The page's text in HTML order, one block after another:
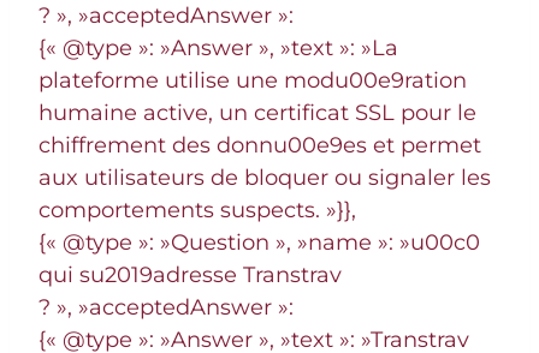
? », »acceptedAnswer »:
{« @type »: »Answer », »text »: »La
plateforme utilise une modu00e9ration
humaine active, un certificat SSL pour le
chiffrement des donnu00e9es et permet
aux utilisateurs de bloquer ou signaler les
comportements suspects. »}},
{« @type »: »Question », »name »: »u00c0
qui su2019adresse Transtrav
? », »acceptedAnswer »:
{« @type »: »Answer », »text »: »Transtrav